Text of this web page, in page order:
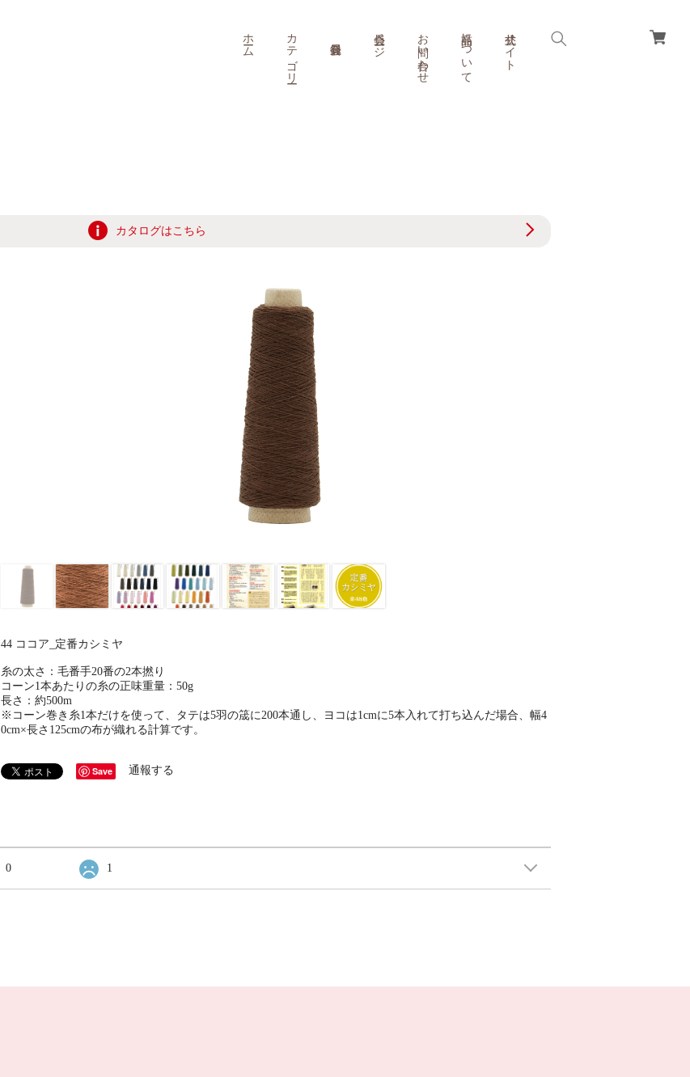
ホーム カテゴリー 会員ページ お問い合わせ 商品について 公式サイト
カタログはこちら
44 ココア_定番カシミヤ
糸の太さ：毛番手20番の2本撚り
コーン1本あたりの糸の正味重量：50g
長さ：約500m
※コーン巻き糸1本だけを使って、タテは5羽の筬に200本通し、ヨコは1cmに5本入れて打ち込んだ場合、幅4
0cm×長さ125cmの布が織れる計算です。
Save 通報する
0 1